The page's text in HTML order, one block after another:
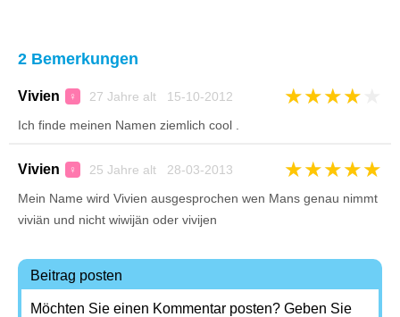
2 Bemerkungen
Vivien ♀ 27 Jahre alt 15-10-2012 ★★★★
Ich finde meinen Namen ziemlich cool .
Vivien ♀ 25 Jahre alt 28-03-2013 ★★★★★
Mein Name wird Vivien ausgesprochen wen Mans genau nimmt
viviän und nicht wiwijän oder vivijen
Beitrag posten
Möchten Sie einen Kommentar posten? Geben Sie